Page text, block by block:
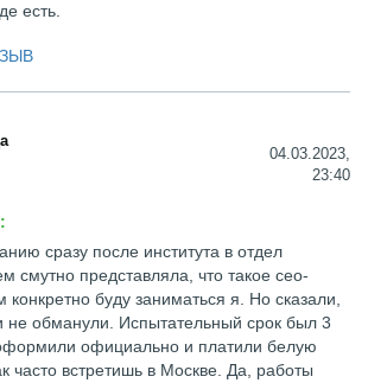
есть.
04.03.2023,
23:40
сразу после института в отдел
смутно представляла, что такое сео-
буду заниматься я. Но сказали,
не обманули. Испытательный срок был 3
официально и платили белую
часто встретишь в Москве. Да, работы